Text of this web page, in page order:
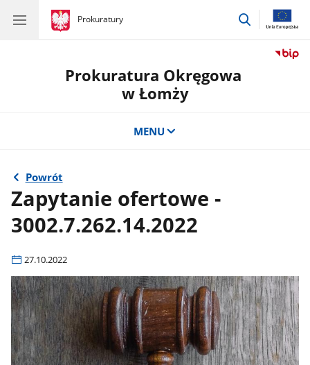
gov.pl
Prokuratury
gov.pl
Prokuratury
przejdź
Prokuratura Okręgowa
w Łomży
MENU
Powrót
Zapytanie ofertowe -
3002.7.262.14.2022
27.10.2022